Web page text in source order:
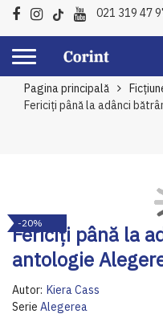
021 319 47
Pagina principală
Fericiți până la adânci
Fericiți până la
antologie
Autor: Kiera Cass
Serie Alegerea
to
the
end
the
images
-20%